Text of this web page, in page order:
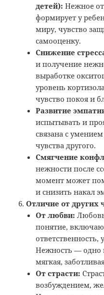
детей): Нежное
формирует у
миру, чувство
самооценку.
Снижение
и получение
выработке
уровень
чувство покоя и
Развитие
испытывать и
связана с
чувства другого.
Смягчение
нежности после
момент может
и снизить накал
Отличие от других
От любви:
понятие,
ответственность,
Нежность — одно
мягкая,
От страсти:
возбуждением,